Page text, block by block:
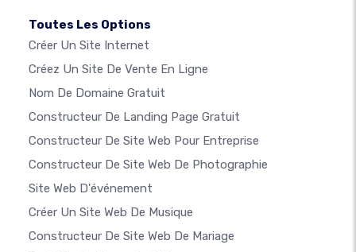
Toutes Les Options
Créer Un Site Internet
Créez Un Site De Vente En Ligne
Nom De Domaine Gratuit
Constructeur De Landing Page Gratuit
Constructeur De Site Web Pour Entreprise
Constructeur De Site Web De Photographie
Site Web D'événement
Créer Un Site Web De Musique
Constructeur De Site Web De Mariage